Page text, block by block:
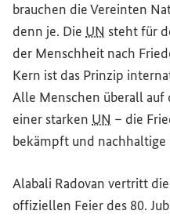
brauchen die Vereinten
denn je. Die UN steht für
der Menschheit nach
Kern ist das Prinzip
Alle Menschen überall
einer starken UN – die
bekämpft und
Alabali Radovan vertritt
offiziellen Feier des 80.